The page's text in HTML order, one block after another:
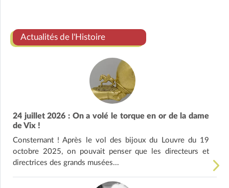
Actualités de l'Histoire
24 juillet 2026 : On a volé le torque en or de la dame
de Vix !
Consternant ! Après le vol des bijoux du Louvre du 19
octobre 2025, on pouvait penser que les directeurs et
directrices des grands musées...